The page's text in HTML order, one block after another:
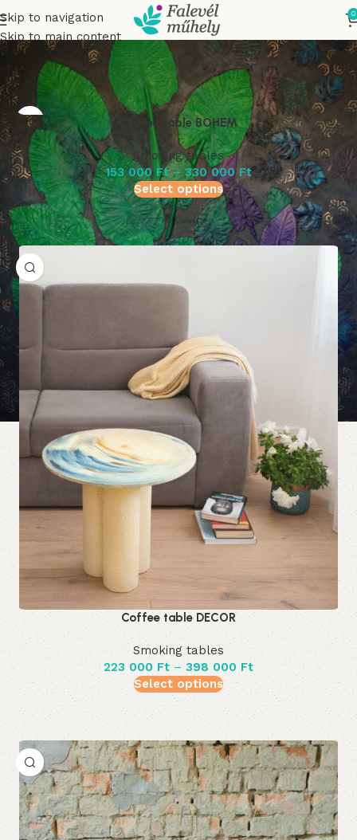
Skip to navigation
Skip to main content
0
Products
Coffee table BOHEM
Smoking tables
153 000 Ft – 330 000 Ft
Select options
Coffee table DECOR
Smoking tables
223 000 Ft – 398 000Ft
Select options